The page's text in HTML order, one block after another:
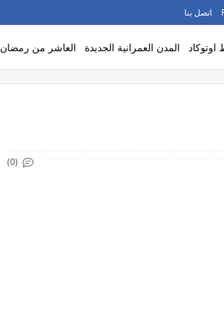
اتصل بنا
اوتوكاد المدن العمرانية الجديدة العاشر من رمضان
(0)